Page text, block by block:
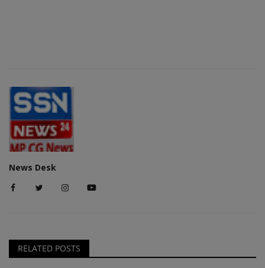
News Desk
RELATED POSTS